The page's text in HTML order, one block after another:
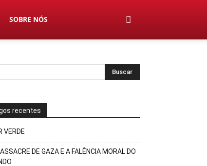
SOBRE NÓS
recentes
VERDE
DE GAZA E A FALÊNCIA MORAL DO